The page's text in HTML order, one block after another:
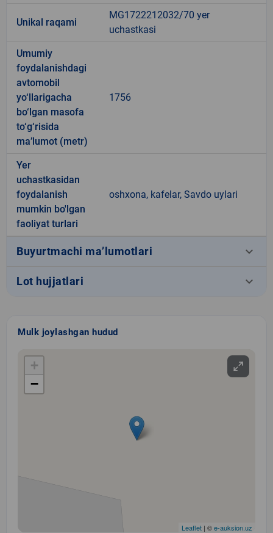
Unikal raqami
MG1722212032/70 yer
uchastkasi
Umumiy
foydalanishdagi
avtomobil
yo‘llarigacha
bo‘lgan masofa
to‘g‘risida
ma’lumot (metr)
1756
Yer
uchastkasidan
foydalanish
mumkin bo'lgan
faoliyat turlari
oshxona, kafelar, Savdo uylari
Buyurtmachi ma’lumotlari keyboard_arrow_down
Lot hujjatlari keyboard_arrow_down
Mulk joylashgan hudud
+
−
Leaflet | ©e-auksion.uz